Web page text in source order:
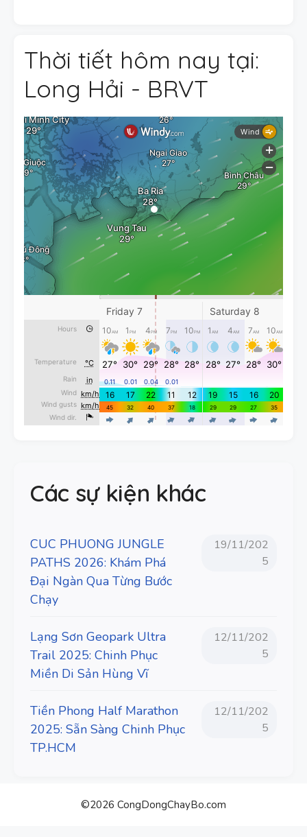
Thời tiết hôm nay tại:
Long Hải - BRVT
Các sự kiện khác
CUC PHUONG JUNGLE
PATHS 2026: Khám Phá
Đại Ngàn Qua Từng Bước
Chạy
19/11/202
5
Lạng Sơn Geopark Ultra
Trail 2025: Chinh Phục
Miền Di Sản Hùng Vĩ
12/11/202
5
Tiền Phong Half Marathon
2025: Sẵn Sàng Chinh Phục
TP.HCM
12/11/202
5
©2026 CongDongChayBo.com